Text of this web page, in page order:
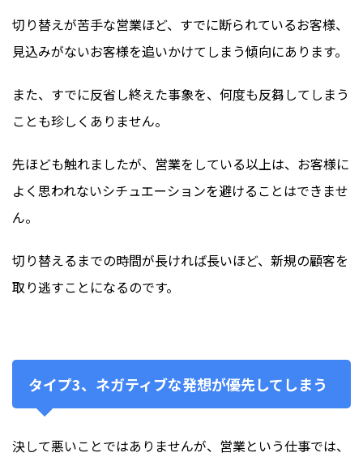
切り替えが苦手な営業ほど、すでに断られているお客様、
見込みがないお客様を追いかけてしまう傾向にあります。
また、すでに反省し終えた事象を、何度も反芻してしまう
ことも珍しくありません。
先ほども触れましたが、営業をしている以上は、お客様に
よく思われないシチュエーションを避けることはできませ
ん。
切り替えるまでの時間が長ければ長いほど、新規の顧客を
取り逃すことになるのです。
タイプ3、ネガティブな発想が優先してしまう
決して悪いことではありませんが、営業という仕事では、